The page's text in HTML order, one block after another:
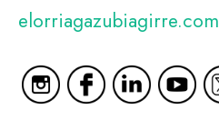
elorriagazubiagirre.com